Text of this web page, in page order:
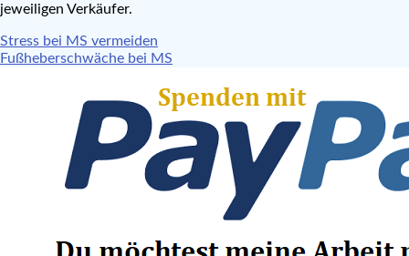
jeweiligen Verkäufer.
Beitragsnavigation
Stress bei MS vermeiden
Fußheberschwäche bei MS